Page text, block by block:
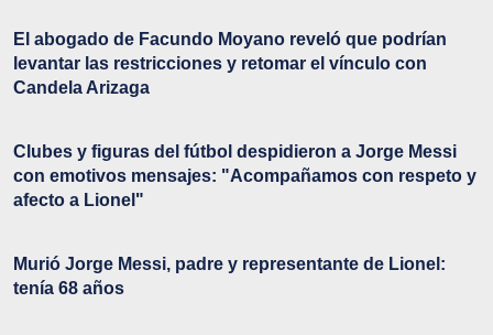
El abogado de Facundo Moyano reveló que podrían
levantar las restricciones y retomar el vínculo con
Candela Arizaga
Clubes y figuras del fútbol despidieron a Jorge Messi
con emotivos mensajes: "Acompañamos con respeto y
afecto a Lionel"
Murió Jorge Messi, padre y representante de Lionel:
tenía 68 años